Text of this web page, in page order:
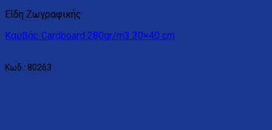
Είδη Ζωγραφικής
Καμβάς Cardboard 280gr/m3 30×40 cm
Κωδ.: 80263